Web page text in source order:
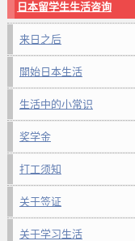
日本留学生生活咨询
来日之后
開始日本生活
生活中的小常识
奖学金
打工须知
关于签证
关于学习生活